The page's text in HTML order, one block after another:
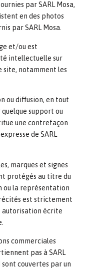
par SARL Mosa,
en des photos
par SARL Mosa.
et/ou est
intellectuelle sur
site, notamment les
ou diffusion, en tout
support ou
une contrefaçon
de SARL
marques et signes
protégés au titre du
ou la représentation
est strictement
autorisation écrite
commerciales
pas à SARL
sont couvertes par un